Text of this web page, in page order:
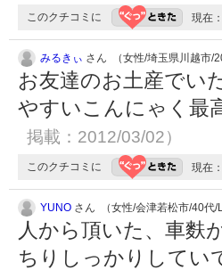
このクチコミに 現在：
みるきぃ さん （女性/埼玉県川越市/
お友達のお土産でい
やすいこんにゃく
掲載：2012/03/02）
このクチコミに 現在：
YUNO さん （女性/会津若松市/40代/
人から頂いた、車麩
ちりしっかりしてい